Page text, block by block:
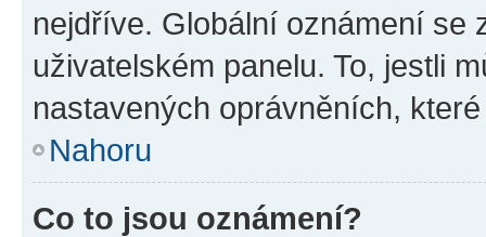
nejdříve. Globální oznámení se
uživatelském panelu. To, jestli
nastavených oprávněních,
Nahoru
Co to jsou oznámení?